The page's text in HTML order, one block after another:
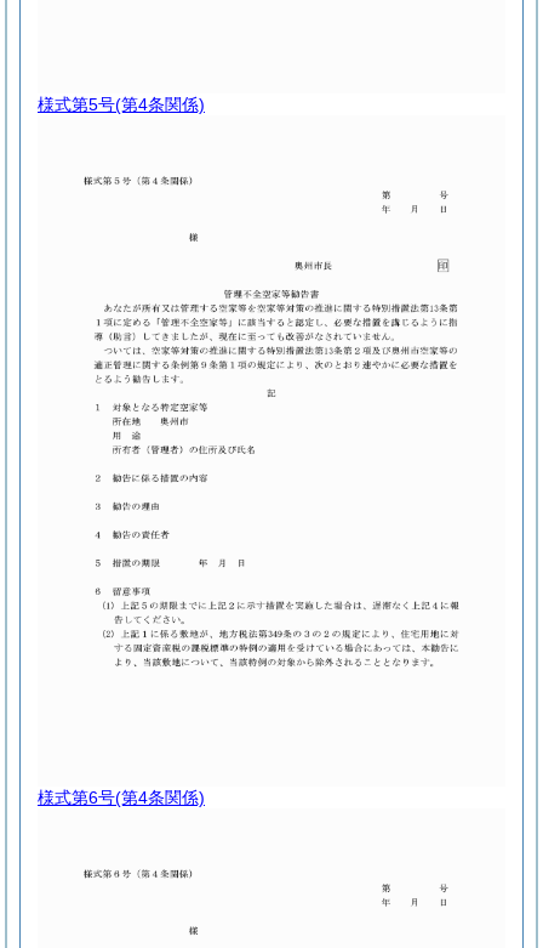
様式第5号(第4条関係)
様式第6号(第4条関係)